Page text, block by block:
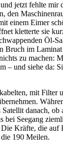
jetzt fehlte
den
einem Eimer
kletterte sie
Öl-
im
zu
und siehe da:
mit Filter
danach,
bei Seegang
Kräfte, die
190 Meilen.